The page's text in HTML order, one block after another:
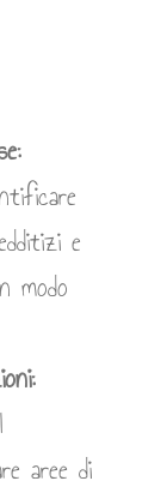
e
modo
aree di